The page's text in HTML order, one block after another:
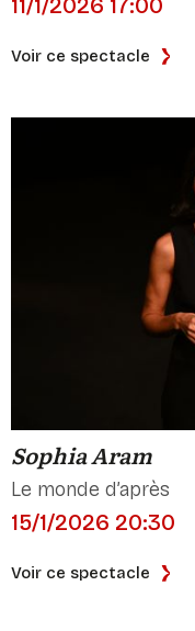
11/1/2026 17:00
Voir ce spectacle
Sophia Aram
Le monde d’après
15/1/2026 20:30
Voir ce spectacle